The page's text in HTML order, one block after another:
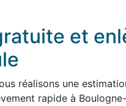
et
réalisons une
rapide à